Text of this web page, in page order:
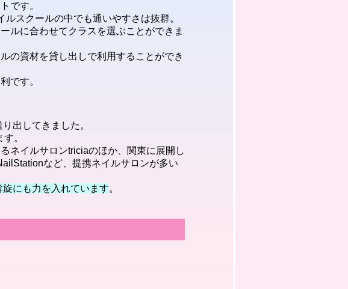
です。
スクールの中でも通いやすさは抜群。
ルに合わせてクラスを選ぶことができま
の資材を貸し出しで利用することができ
です。
出してきました。
。
ネイルサロンtriciaのほか、関東に展開し
など、提携ネイルサロンが多い
にも力を入れています。